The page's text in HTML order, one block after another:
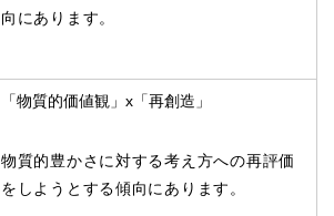
向にあります。
「物質的価値観」x「再創造」
物質的豊かさに対する考え方への再評価
をしようとする傾向にあります。